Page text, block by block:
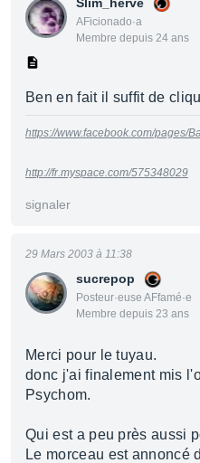
AFicionado·a
Membre depuis 24 ans
Ben en fait il suffit de
https://www.facebook.com/pages/
http://fr.myspace.com/575348029
signaler
sucrepop
Posteur·euse AFfamé·e
Membre depuis 23 ans
29 Mars 2003 à 11:38
Merci pour le tuyau.
donc j'ai finalement mis
Psychom.
Qui est a peu près aussi
Le morceau est annoncé